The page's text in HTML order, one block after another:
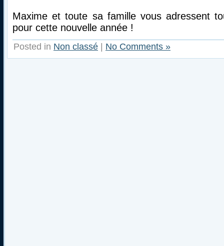
Maxime et toute sa famille vous adressent
pour cette nouvelle année !
Posted in Non classé | No Comments »